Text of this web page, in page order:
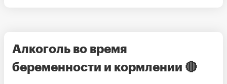
Алкоголь во время
беременности и кормлении 🔴